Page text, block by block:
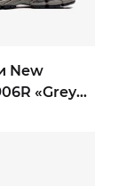
New
«Grey